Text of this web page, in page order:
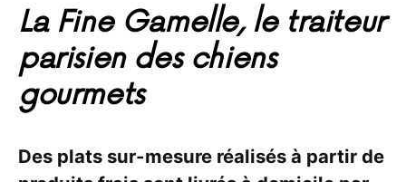
La Fine Gamelle, le traiteur
parisien des chiens
gourmets
Des plats sur-mesure réalisés à partir de